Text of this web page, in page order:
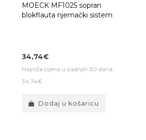
MOECK MF1025 sopran
blokflauta njemački sistem
34,74€
Najniža cijena u zadnjih 30 dana:
34,74€
Dodaj u košaricu